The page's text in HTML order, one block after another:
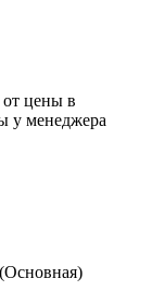
от цены в
у менеджера